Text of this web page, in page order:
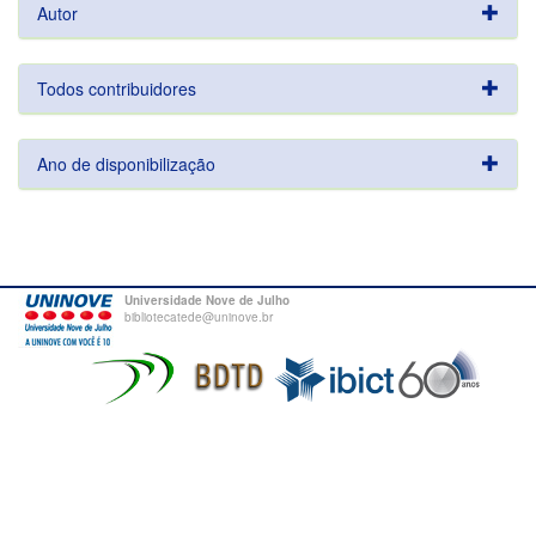
Autor
Todos contribuidores
Ano de disponibilização
Universidade Nove de Julho
bibliotecatede@uninove.br